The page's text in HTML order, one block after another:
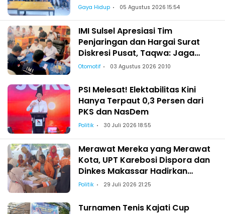
Gaya Hidup 05 Agustus 2026 15:54
IMI Sulsel Apresiasi Tim
Penjaringan dan Hargai Surat
Diskresi Pusat, Taqwa: Jaga
Kekeluargaan-Kebersamaan
Otomotif 03 Agustus 2026 20:10
PSI Melesat! Elektabilitas Kini
Hanya Terpaut 0,3 Persen dari
PKS dan NasDem
Politik 30 Juli 2026 18:55
Merawat Mereka yang Merawat
Kota, UPT Karebosi Dispora dan
Dinkes Makassar Hadirkan
Pemeriksaan Kesehatan bagi
Politik 29 Juli 2026 21:25
Turnamen Tenis Kajati Cup